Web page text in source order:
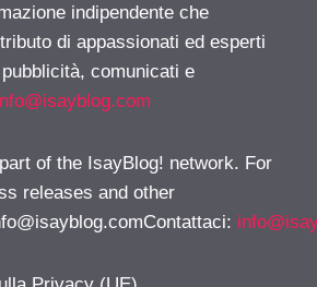
indipendente che
di appassionati ed esperti
comunicati e
of the IsayBlog! network. For
releases and other
: